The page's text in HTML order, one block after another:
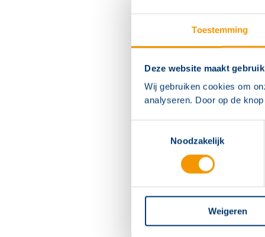
Toestemming
Deze website maakt
Wij gebruiken cookies om
analyseren. Door op de
Noodzakelijk
Weigeren
De
“De